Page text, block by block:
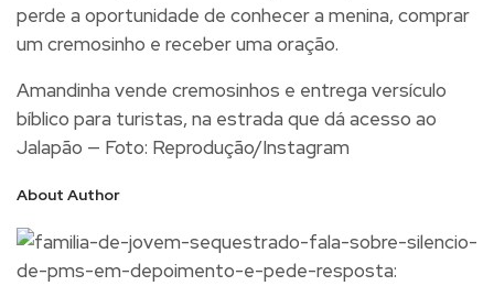
perde a oportunidade de conhecer a menina, comprar
um cremosinho e receber uma oração.
Amandinha vende cremosinhos e entrega versículo
bíblico para turistas, na estrada que dá acesso ao
Jalapão — Foto: Reprodução/Instagram
About Author